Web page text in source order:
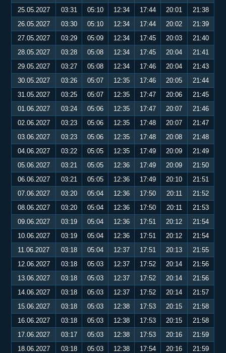
25.05.2027
03:31 05:10 12:34 17:44 20:01
21:38
26.05.2027
03:30 05:10 12:34 17:44 20:02
21:39
27.05.2027
03:29 05:09 12:34 17:45 20:03
21:40
28.05.2027
03:28 05:08 12:34 17:45 20:04
21:41
29.05.2027
03:27 05:08 12:34 17:46 20:04
21:43
30.05.2027
03:26 05:07 12:35 17:46 20:05
21:44
31.05.2027
03:25 05:07 12:35 17:47 20:06
21:45
01.06.2027
03:24 05:06 12:35 17:47 20:07
21:46
02.06.2027
03:23 05:06 12:35 17:48 20:07
21:47
03.06.2027
03:23 05:06 12:35 17:48 20:08
21:48
04.06.2027
03:22 05:05 12:35 17:49 20:09
21:49
05.06.2027
03:21 05:05 12:36 17:49 20:09
21:50
06.06.2027
03:21 05:05 12:36 17:49 20:10
21:51
07.06.2027
03:20 05:04 12:36 17:50 20:11
21:52
08.06.2027
03:20 05:04 12:36 17:50 20:11
21:53
09.06.2027
03:19 05:04 12:36 17:51 20:12
21:54
10.06.2027
03:19 05:04 12:36 17:51 20:12
21:54
11.06.2027
03:18 05:04 12:37 17:51 20:13
21:55
12.06.2027
03:18 05:03 12:37 17:52 20:14
21:56
13.06.2027
03:18 05:03 12:37 17:52 20:14
21:56
14.06.2027
03:18 05:03 12:37 17:52 20:14
21:57
15.06.2027
03:18 05:03 12:38 17:53 20:15
21:58
16.06.2027
03:18 05:03 12:38 17:53 20:15
21:58
17.06.2027
03:17 05:03 12:38 17:53 20:16
21:59
18.06.2027
03:18 05:03 12:38 17:54 20:16
21:59